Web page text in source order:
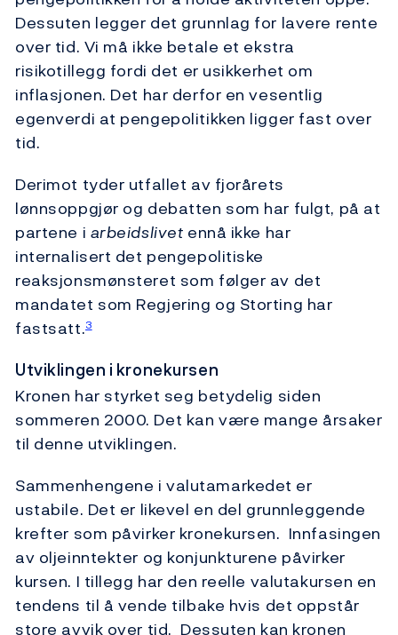
Dessuten legger det grunnlag for lavere rente
over tid. Vi må ikke betale et ekstra
risikotillegg fordi det er usikkerhet om
inflasjonen. Det har derfor en vesentlig
egenverdi at pengepolitikken ligger fast over
tid.
Derimot tyder utfallet av fjorårets
lønnsoppgjør og debatten som har fulgt, på at
partene i arbeidslivet ennå ikke har
internalisert det pengepolitiske
reaksjonsmønsteret som følger av det
mandatet som Regjering og Storting har
fastsatt.3
Utviklingen i kronekursen
Kronen har styrket seg betydelig siden
sommeren 2000. Det kan være mange årsaker
til denne utviklingen.
Sammenhengene i valutamarkedet er
ustabile. Det er likevel en del grunnleggende
krefter som påvirker kronekursen. Innfasingen
av oljeinntekter og konjunkturene påvirker
kursen. I tillegg har den reelle valutakursen en
tendens til å vende tilbake hvis det oppstår
store avvik over tid. Dessuten kan kronen